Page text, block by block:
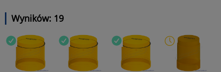
Wyników: 19